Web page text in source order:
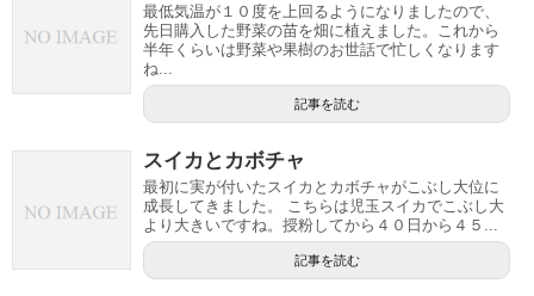
最低気温が１０度を上回るようになりましたので、
先日購入した野菜の苗を畑に植えました。これから
半年くらいは野菜や果樹のお世話で忙しくなります
ね...
記事を読む
スイカとカボチャ
最初に実が付いたスイカとカボチャがこぶし大位に
成長してきました。 こちらは児玉スイカでこぶし大
より大きいですね。授粉してから４０日から４５...
記事を読む